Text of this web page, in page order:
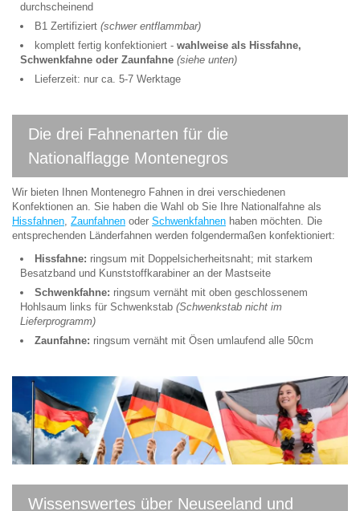
durchscheinend
B1 Zertifiziert (schwer entflammbar)
komplett fertig konfektioniert - wahlweise als Hissfahne,
Schwenkfahne oder Zaunfahne (siehe unten)
Lieferzeit: nur ca. 5-7 Werktage
Die drei Fahnenarten für die
Nationalflagge Montenegros
Wir bieten Ihnen Montenegro Fahnen in drei verschiedenen
Konfektionen an. Sie haben die Wahl ob Sie Ihre Nationalfahne als
Hissfahnen, Zaunfahnen oder Schwenkfahnen haben möchten. Die
entsprechenden Länderfahnen werden folgendermaßen konfektioniert:
Hissfahne: ringsum mit Doppelsicherheitsnaht; mit starkem
Besatzband und Kunststoffkarabiner an der Mastseite
Schwenkfahne: ringsum vernäht mit oben geschlossenem
Hohlsaum links für Schwenkstab (Schwenkstab nicht im
Lieferprogramm)
Zaunfahne: ringsum vernäht mit Ösen umlaufend alle 50cm
Wissenswertes über Neuseeland und